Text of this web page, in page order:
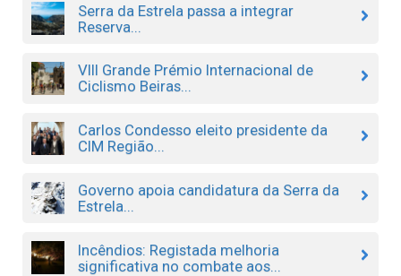
Serra da Estrela passa a integrar
Reserva...
VIII Grande Prémio Internacional de
Ciclismo Beiras...
Carlos Condesso eleito presidente da
CIM Região...
Governo apoia candidatura da Serra da
Estrela...
Incêndios: Registada melhoria
significativa no combate aos...